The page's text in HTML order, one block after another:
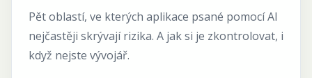
Pět oblastí, ve kterých aplikace psané pomocí AI
nejčastěji skrývají rizika. A jak si je zkontrolovat, i
když nejste vývojář.